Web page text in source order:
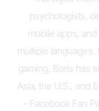
psychologists,
mobile apps,
multiple
gaming, Boris has
Asia, the U.S., and
- Facebook Fan